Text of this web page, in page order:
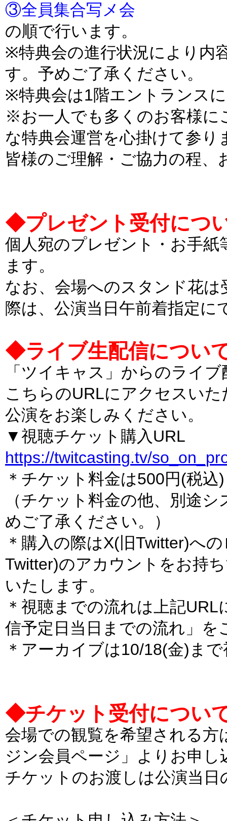
③全員集合写メ会
の順で行います。
※特典会の進行状況により内
す。予めご了承ください。
※特典会は1階エントランス
※お一人でも多くのお客様に
な特典会運営を心掛けて参り
皆様のご理解・ご協力の程、
◆プレゼント受付につ
個人宛のプレゼント・お手
ます。
なお、会場へのスタンド花
際は、公演当日午前着指定に
◆ライブ生配信につい
「ツイキャス」からのライ
こちらのURLにアクセスい
公演をお楽しみください。
▼視聴チケット購入URL
https://twitcasting.tv/
＊チケット料金は500円(税込
（チケット料金の他、別途
めご了承ください。）
＊購入の際はX(旧Twitter)へ
Twitter)のアカウントをお持
いたします。
＊視聴までの流れは上記
信予定日当日までの流れ」を
＊アーカイブは10/18(金)ま
◆チケット受付につ
会場での観覧を希望される
ジン会員ページ」よりお申
チケットのお渡しは公演当